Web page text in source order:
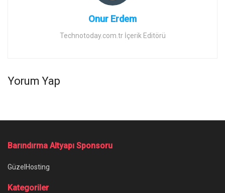
Onur Erdem
Technotoday.com.tr İçerik Editörü
Yorum Yap
Barındırma Altyapı Sponsoru
GüzelHosting
Kategoriler